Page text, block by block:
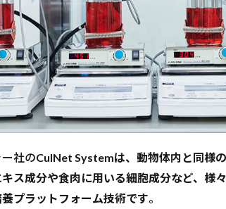
社のCulNet Systemは、動物体内と同様
ス成分や食肉に用いる細胞成分など、様
プラットフォーム技術です。